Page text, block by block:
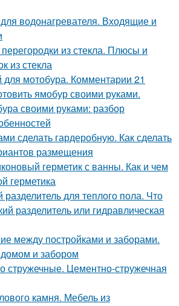
водонагревателя. Входящие и
из стекла. Плюсы и
из стекла
для мотобура. Комментарии 21
ямобур своими руками.
своими руками: разбор
сделать гардеробную. Как сделать
размещения
герметик с ванны. Как и чем
герметика
разделитель для теплого пола. Что
разделитель или гидравлическая
между постройками и заборами.
и забором
стружечные. Цементно-стружечная
камня. Мебель из